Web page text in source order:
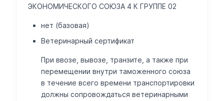
ЭКОНОМИЧЕСКОГО СОЮЗА 4 К ГРУППЕ 02
нет (базовая)
Ветеринарный сертификат
При ввозе, вывозе, транзите, а также при
перемещении внутри таможенного союза
в течение всего времени транспортировки
должны сопровождаться ветеринарными